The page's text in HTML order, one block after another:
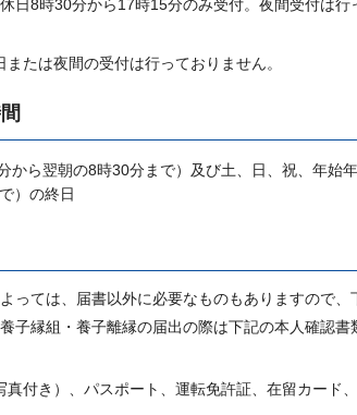
休日8時30分から17時15分のみ受付。夜間受付は
または夜間の受付は行っておりません。
から翌朝の8時30分まで）及び土、日、祝、年始
）の終日
っては、届書以外に必要なものもありますので、
子縁組・養子離縁の届出の際は下記の本人確認書
真付き）、パスポート、運転免許証、在留カード